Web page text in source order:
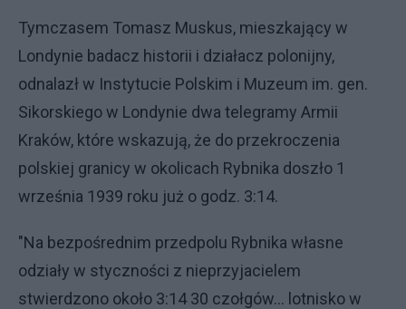
Tymczasem Tomasz Muskus, mieszkający w
Londynie badacz historii i działacz polonijny,
odnalazł w Instytucie Polskim i Muzeum im. gen.
Sikorskiego w Londynie dwa telegramy Armii
Kraków, które wskazują, że do przekroczenia
polskiej granicy w okolicach Rybnika doszło 1
września 1939 roku już o godz. 3:14.
"Na bezpośrednim przedpolu Rybnika własne
odziały w styczności z nieprzyjacielem
stwierdzono około 3:14 30 czołgów… lotnisko w